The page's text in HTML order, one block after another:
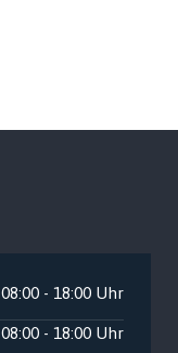
08:00 - 18:00 Uhr
08:00 - 18:00 Uhr